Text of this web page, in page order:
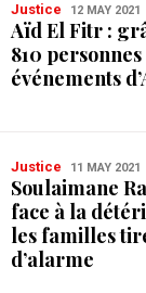
Justice 12 MAY 2021
Aïd El Fitr :
810
événements
Justice 11 MAY 2021
Soulaimane
face à la
les familles
d’alarme